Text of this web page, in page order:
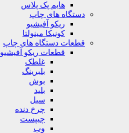
هایم پک پلاس
دستگاه های چاپ
ریکو آفیشیو
کونیکا مینولتا
قطعات دستگاه های چاپ
قطعات ریکو آفیشیو
غلطک
بلبرینگ
بوش
بلید
سیل
چرخ دنده
چیپست
وب